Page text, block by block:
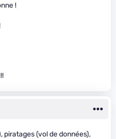
!
piratages (vol de données),